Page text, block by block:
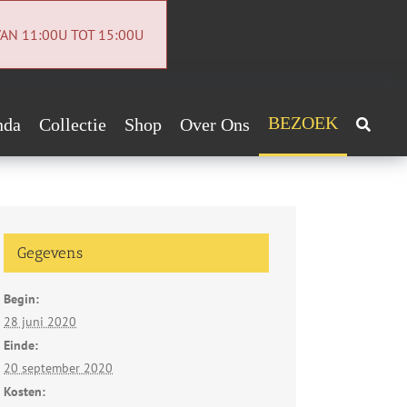
11:00U TOT 15:00U
Collectie Shop Over Ons BEZOEK
Gegevens
Begin:
28 juni 2020
Einde:
20 september 2020
Kosten: